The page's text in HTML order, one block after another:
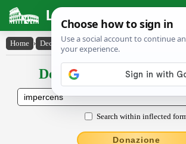
Latin Dictionary
Home › Declensions / Conjugations › impercens
Declensions /
Search within inflected
Donazione